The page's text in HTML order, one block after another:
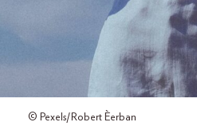
© Pexels/Robert Èerban